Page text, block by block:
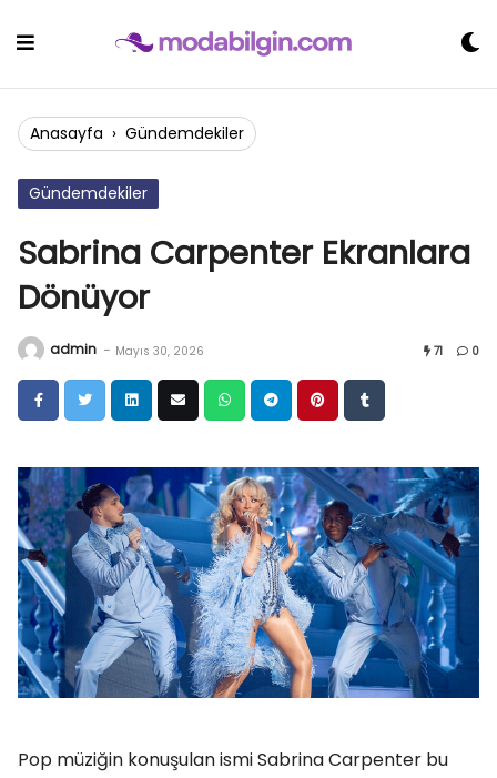
Anasayfa › Gündemdekiler
Gündemdekiler
Sabrina Carpenter Ekranlara
Dönüyor
admin - Mayıs 30, 2026 71 0
Pop müziğin konuşulan ismi Sabrina Carpenter bu